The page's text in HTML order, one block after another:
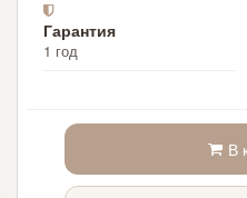
Гарантия
1 год
В